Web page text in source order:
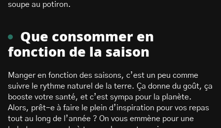
soupe au potiron.
Que consommer en
fonction de la saison
Manger en fonction des saisons, c’est un peu comme
suivre le rythme naturel de la terre. Ça donne du goût, ça
booste votre santé, et c’est sympa pour la planète.
Alors, prêt-e à faire le plein d’inspiration pour vos repas
tout au long de l’année ? On vous emmène pour une